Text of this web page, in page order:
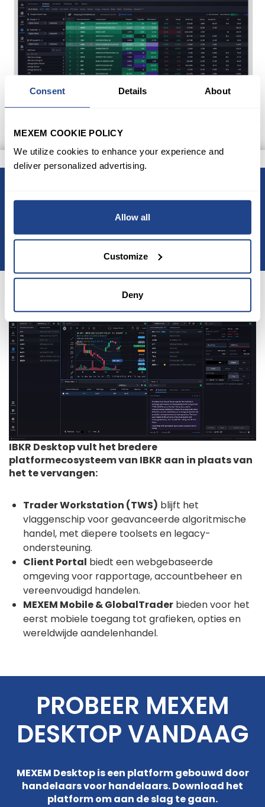
Consent Details About
MEXEM COOKIE POLICY
We utilize cookies to enhance your experience and
deliver personalized advertising.
Allow all
Customize
Deny
BELANGRIJKSTE
FUNCTIES EN
MOGELIJKHEDEN
IBKR Desktop vult het bredere
platformecosysteem van IBKR aan in plaats van
het te vervangen:
Trader Workstation (TWS) blijft het
vlaggenschip voor geavanceerde algoritmische
handel, met diepere toolsets en legacy-
ondersteuning.
Client Portal biedt een webgebaseerde
omgeving voor rapportage, accountbeheer en
vereenvoudigd handelen.
MEXEM Mobile & GlobalTrader bieden voor het
eerst mobiele toegang tot grafieken, opties en
wereldwijde aandelenhandel.
PROBEER MEXEM
DESKTOP VANDAAG
MEXEM Desktop is een platform gebouwd door
handelaars voor handelaars. Download het
platform om aan de slag te gaan.